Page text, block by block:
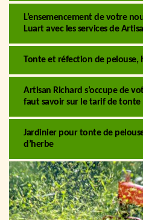
L’ensemencement de votre
Luart avec les services de
Tonte et réfection de pelouse,
Artisan Richard s’occupe de
faut savoir sur le tarif de tonte
Jardinier pour tonte de
d’herbe